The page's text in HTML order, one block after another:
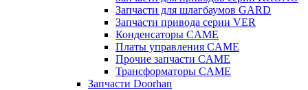
Запчасти для шлагбаумов GARD
Запчасти привода серии VER
Конденсаторы CAME
Платы управления CAME
Прочие запчасти CAME
Трансформаторы CAME
Запчасти Doorhan